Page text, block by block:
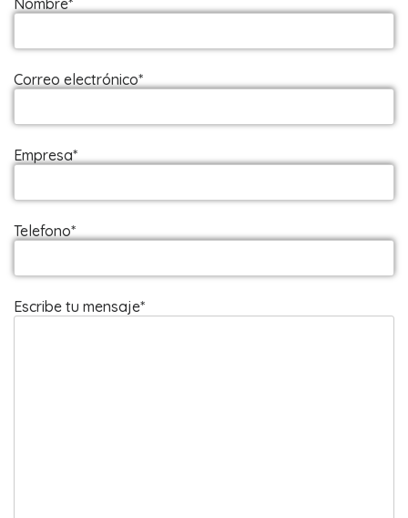
Nombre*
Correo electrónico*
Empresa*
Telefono*
Escribe tu mensaje*